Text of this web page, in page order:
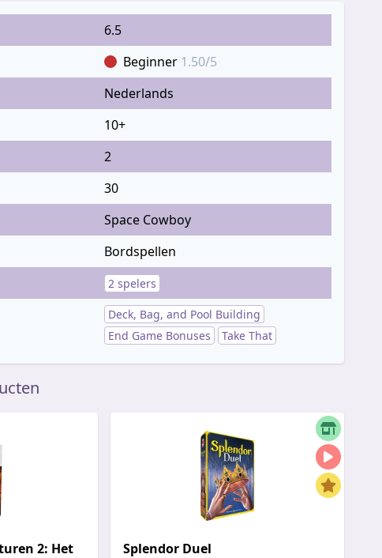
6.5
Beginner 1.50/5
Nederlands
10+
2
30
Space Cowboy
Bordspellen
2 spelers
Deck, Bag, and Pool Building
End Game Bonuses
Take That
2: Het
Splendor Duel